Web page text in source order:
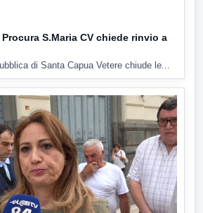
S.Maria CV chiede rinvio a
di Santa Capua Vetere chiude le...